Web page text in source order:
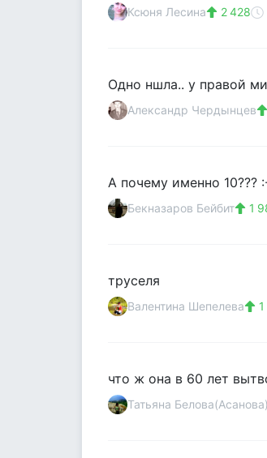
Ксюня Лесина 2 428
Одно ншла.. у правой
Александр Чердынцев
А почему именно 10???
Бекназаров Бейбит 1
труселя
Валентина Шепелева
что ж она в 60 лет
Татьяна Белова(Асанова)